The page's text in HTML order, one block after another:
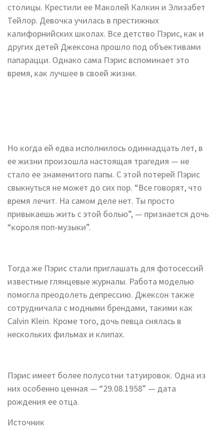
столицы. Крестили ее Маколей Калкин и Элизабет
Тейлор. Девочка училась в престижных
калифорнийских школах. Все детство Пэрис, как и
других детей Джексона прошло под объективами
папарацци. Однако сама Пэрис вспоминает это
время, как лучшее в своей жизни.
Но когда ей едва исполнилось одиннадцать лет, в
ее жизни произошла настоящая трагедия — не
стало ее знаменитого папы. С этой потерей Пэрис
свыкнуться не может до сих пор. “Все говорят, что
время лечит. На самом деле нет. Ты просто
привыкаешь жить с этой болью”, — признается дочь
“короля поп-музыки”.
Тогда же Пэрис стали приглашать для фотосессий
известные глянцевые журналы. Работа моделью
помогла преодолеть депрессию. Джексон также
сотрудничала с модными брендами, такими как
Calvin Klein. Кроме того, дочь певца снялась в
нескольких фильмах и клипах.
Пэрис имеет более полусотни татуировок. Одна из
них особенно ценная — “29.08.1958” — дата
рождения ее отца.
Источник